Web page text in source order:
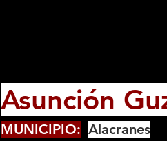
Asunción
MUNICIPIO: Alacranes